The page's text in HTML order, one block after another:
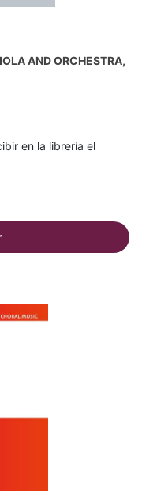
AND ORCHESTRA,
en la librería el